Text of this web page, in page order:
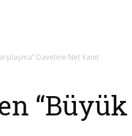
Davetine Net Yanıt